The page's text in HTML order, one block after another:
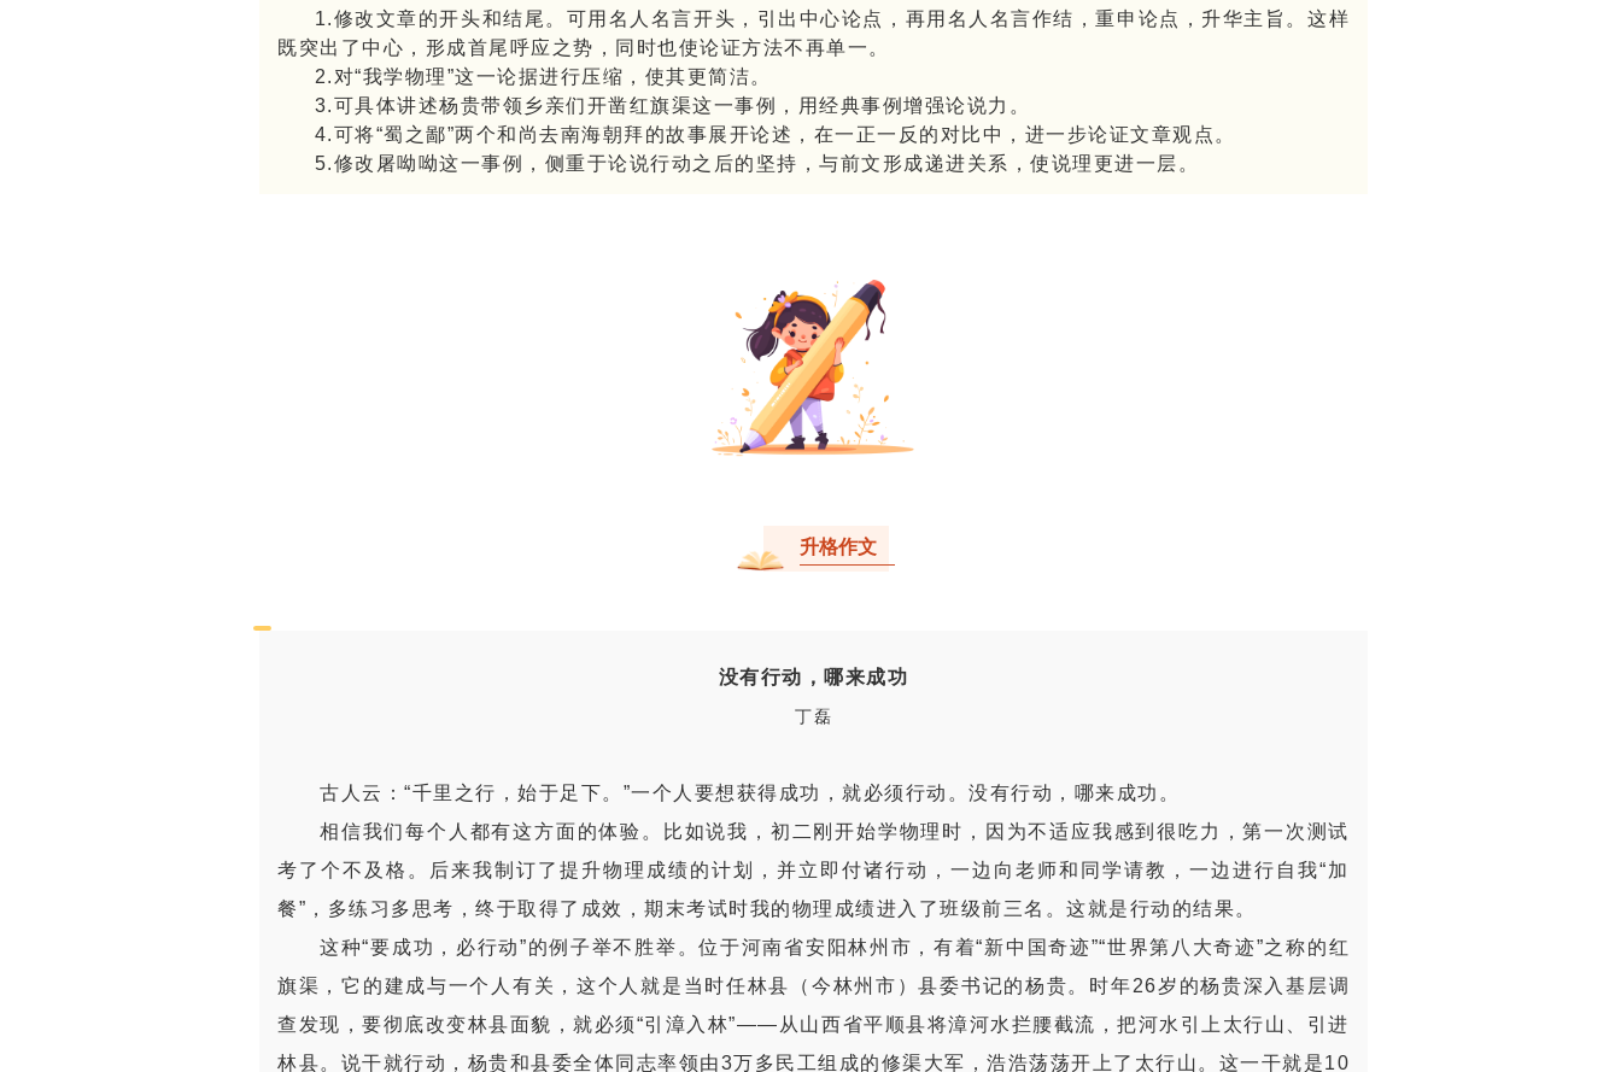
1.修改文章的开头和结尾。可用名人名言开头，引出中心论点，再用名人名言作结，重申论点，升华主旨。这样
既突出了中心，形成首尾呼应之势，同时也使论证方法不再单一。
2.对“我学物理”这一论据进行压缩，使其更简洁。
3.可具体讲述杨贵带领乡亲们开凿红旗渠这一事例，用经典事例增强论说力。
4.可将“蜀之鄙”两个和尚去南海朝拜的故事展开论述，在一正一反的对比中，进一步论证文章观点。
5.修改屠呦呦这一事例，侧重于论说行动之后的坚持，与前文形成递进关系，使说理更进一层。
升格作文
没有行动，哪来成功
丁磊
古人云：“千里之行，始于足下。”一个人要想获得成功，就必须行动。没有行动，哪来成功。
相信我们每个人都有这方面的体验。比如说我，初二刚开始学物理时，因为不适应我感到很吃力，第一次测试
考了个不及格。后来我制订了提升物理成绩的计划，并立即付诸行动，一边向老师和同学请教，一边进行自我“加
餐”，多练习多思考，终于取得了成效，期末考试时我的物理成绩进入了班级前三名。这就是行动的结果。
这种“要成功，必行动”的例子举不胜举。位于河南省安阳林州市，有着“新中国奇迹”“世界第八大奇迹”之称的红
旗渠，它的建成与一个人有关，这个人就是当时任林县（今林州市）县委书记的杨贵。时年26岁的杨贵深入基层调
查发现，要彻底改变林县面貌，就必须“引漳入林”——从山西省平顺县将漳河水拦腰截流，把河水引上太行山、引进
林县。说干就行动，杨贵和县委全体同志率领由3万多民工组成的修渠大军，浩浩荡荡开上了太行山。这一干就是10